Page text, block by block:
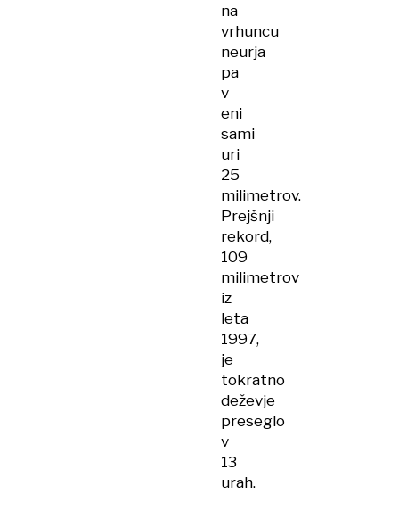
na
vrhuncu
neurja
pa
v
eni
sami
uri
25
milimetrov.
Prejšnji
rekord,
109
milimetrov
iz
leta
1997,
je
tokratno
deževje
preseglo
v
13
urah.